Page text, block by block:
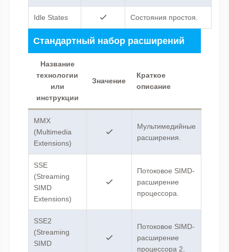
Idle States Состояния простоя.
Стандартный набор расширений
Название
технологии
или
инструкции
Значение
Краткое
описание
MMX
(Multimedia
Extensions)
Мультимедийные
расширения.
SSE
(Streaming
SIMD
Extensions)
Потоковое SIMD-
расширение
процессора.
SSE2
(Streaming
SIMD
Потоковое SIMD-
расширение
процессора 2.